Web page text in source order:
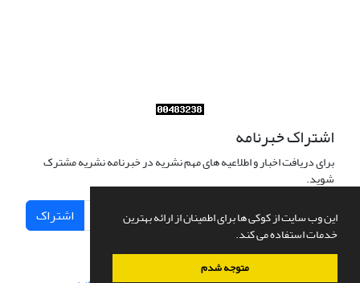
این وب سایت از کوکی ها برای اطمینان از ارائه بهترین
خدمات استفاده می کند.
متوجه شدم
اشتراک خبرنامه
برای دریافت اخبار و اطلاعیه های مهم نشریه در خبرنامه نشریه مشترک
شوید.
اشتراک